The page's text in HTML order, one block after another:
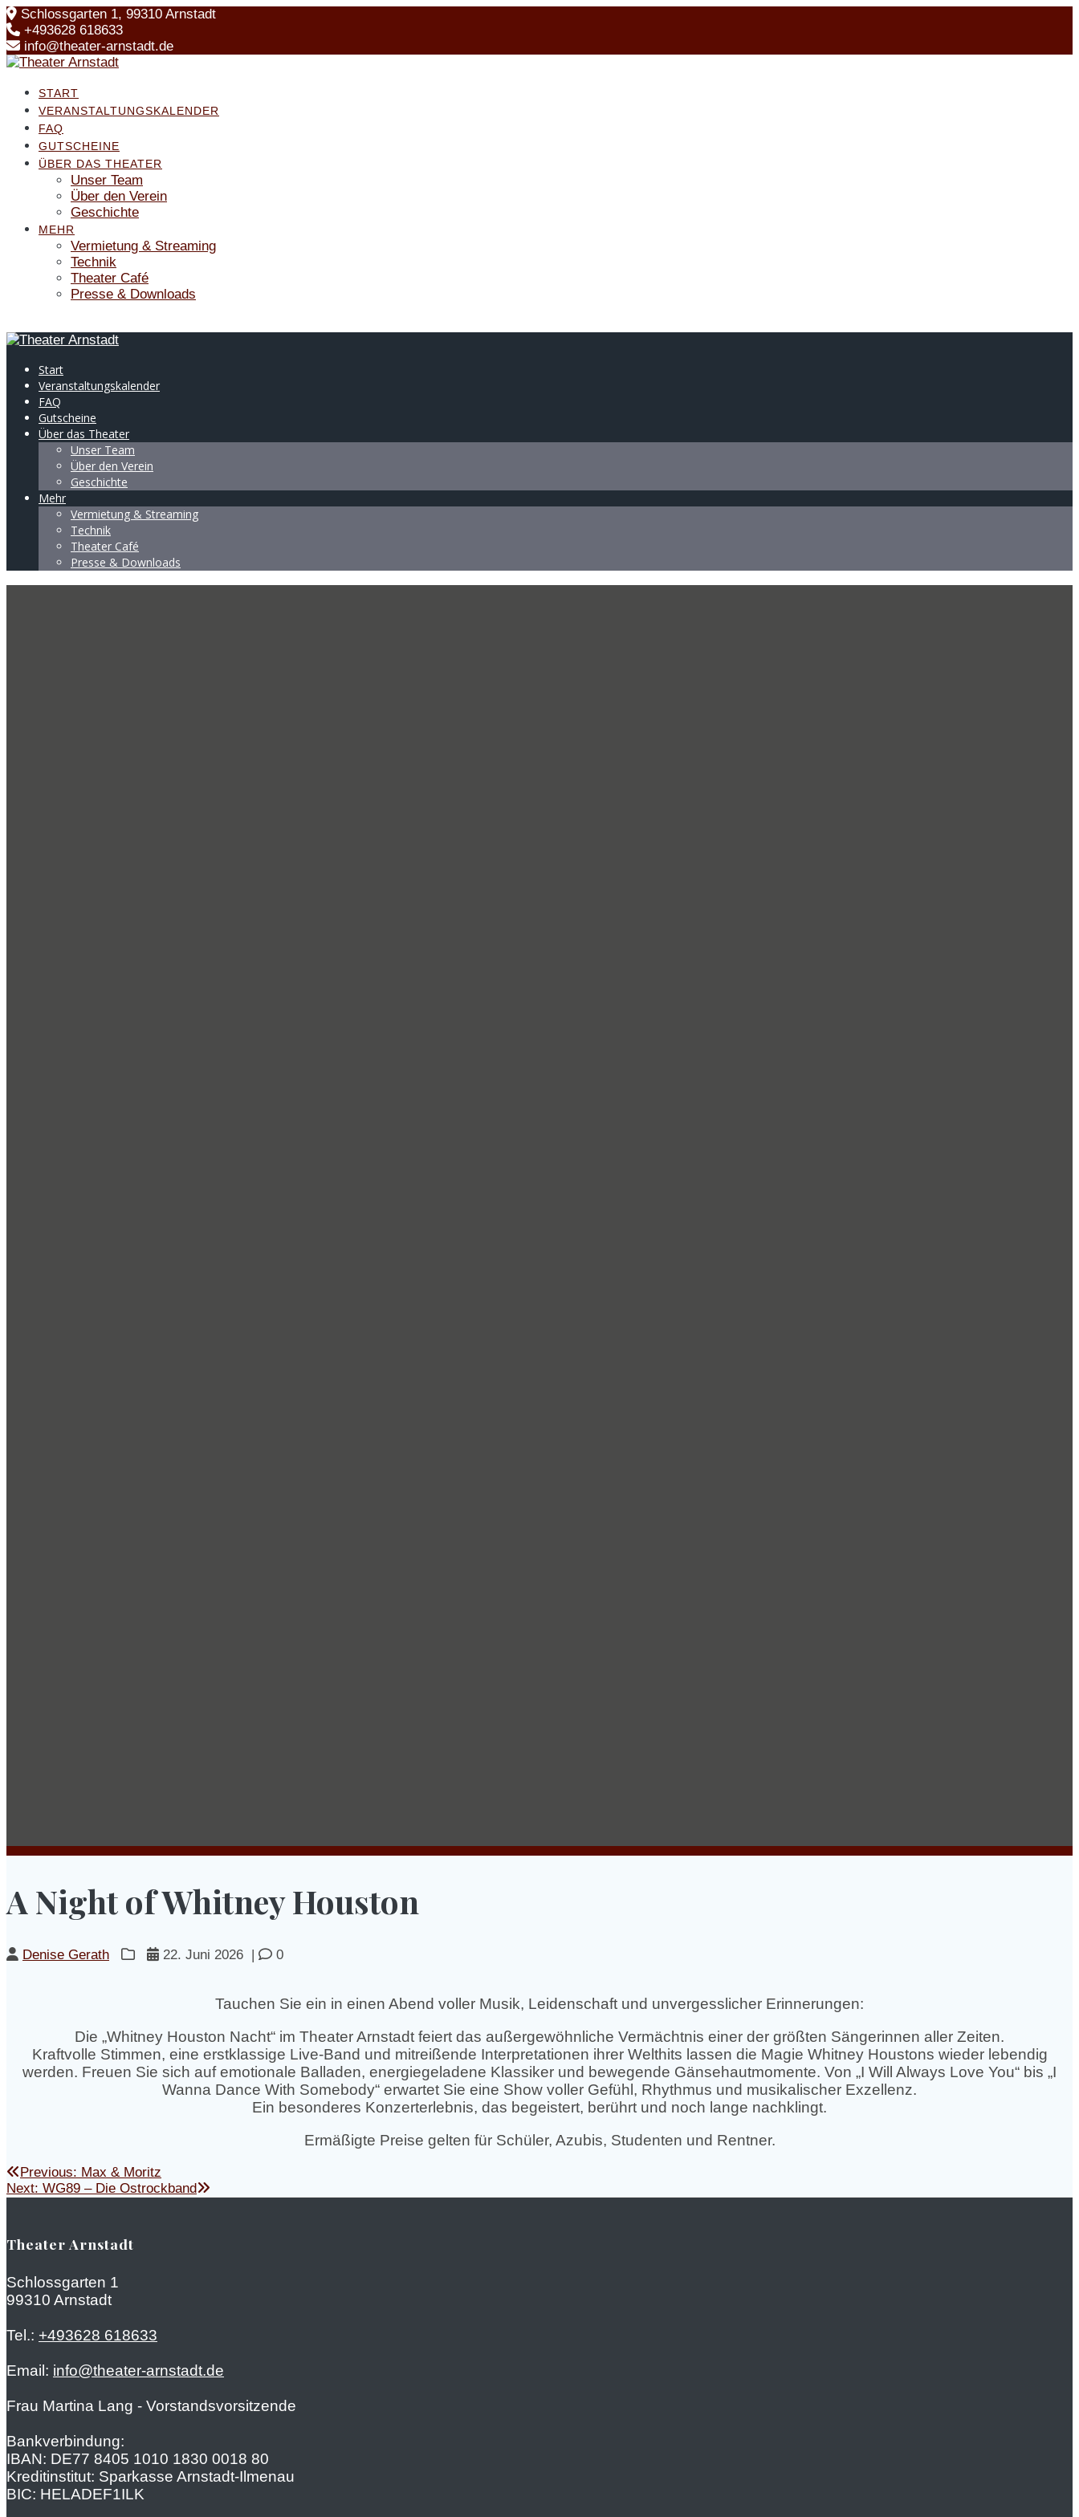
Skip
to
content
Schlossgarten 1, 99310 Arnstadt
+493628 618633
info@theater-arnstadt.de
START
VERANSTALTUNGSKALENDER
FAQ
GUTSCHEINE
ÜBER DAS THEATER
Unser Team
Über den Verein
Geschichte
MEHR
Vermietung & Streaming
Technik
Theater Café
Presse & Downloads
Start
Veranstaltungskalender
FAQ
Gutscheine
Über das Theater
Unser Team
Über den Verein
Geschichte
Mehr
Vermietung & Streaming
Technik
Theater Café
Presse & Downloads
A Night of Whitney Houston
Denise Gerath 22. Juni 2026 0
Tauchen Sie ein in einen Abend voller Musik, Leidenschaft und unvergesslicher Erinnerungen:
Die „Whitney Houston Nacht“ im Theater Arnstadt feiert das außergewöhnliche Vermächtnis einer der größten Sängerinnen aller Zeiten.
Kraftvolle Stimmen, eine erstklassige Live-Band und mitreißende Interpretationen ihrer Welthits lassen die Magie Whitney Houstons wieder lebendig
werden. Freuen Sie sich auf emotionale Balladen, energiegeladene Klassiker und bewegende Gänsehautmomente. Von „I Will Always Love You“ bis „I
Wanna Dance With Somebody“ erwartet Sie eine Show voller Gefühl, Rhythmus und musikalischer Exzellenz.
Ein besonderes Konzerterlebnis, das begeistert, berührt und noch lange nachklingt.
Ermäßigte Preise gelten für Schüler, Azubis, Studenten und Rentner.
Beitragsnavigation
Previous: Previous
post:
Max & Moritz
Next: Next
WG89 – Die Ostrockband
Theater Arnstadt
Schlossgarten 1
99310 Arnstadt
Tel.: +493628 618633
Email: info@theater-arnstadt.de
Frau Martina Lang - Vorstandsvorsitzende
Bankverbindung:
IBAN: DE77 8405 1010 1830 0018 80
Kreditinstitut: Sparkasse Arnstadt-Ilmenau
BIC: HELADEF1ILK